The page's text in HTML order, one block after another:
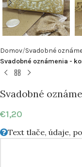
Domov Svadobné
Svadobné oznámenia -
Svadobné
€1,20
Text tlače, údaje,